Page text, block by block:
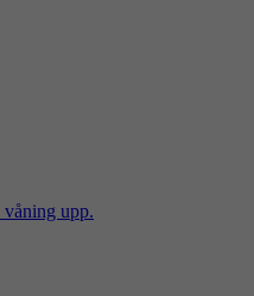
upp.